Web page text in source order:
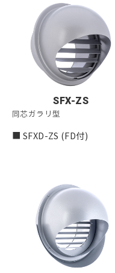
SFX-ZS
同芯ガラリ型
■ SFXD-ZS (FD付)